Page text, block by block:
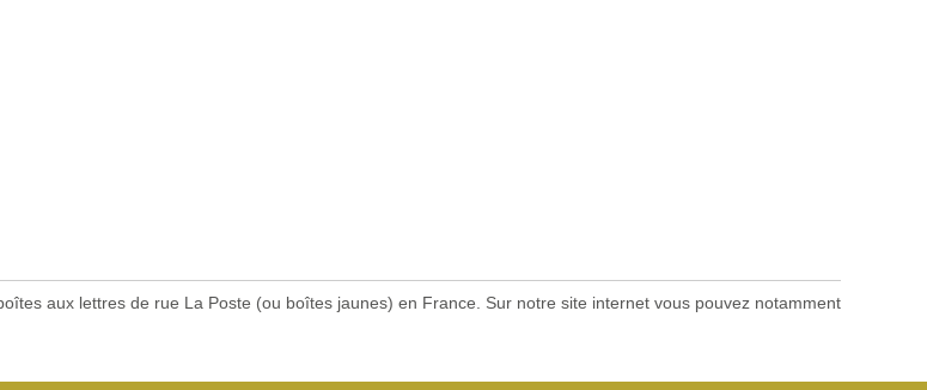
aux lettres de rue La Poste (ou boîtes jaunes) en France. Sur notre site internet vous pouvez notamment